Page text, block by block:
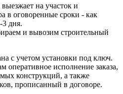
на участок и
в оговоренные сроки - как
3 дня.
и вывозим строительный
с учетом установки под ключ.
оперативное исполнение заказа,
конструкций, а также
прописанный в договоре.